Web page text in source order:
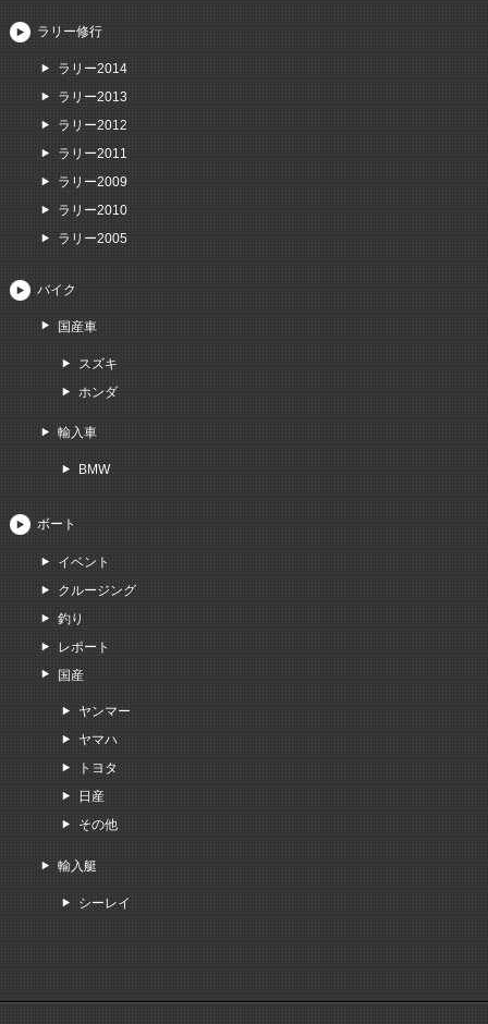
ラリー修行
ラリー2014
ラリー2013
ラリー2012
ラリー2011
ラリー2009
ラリー2010
ラリー2005
バイク
国産車
スズキ
ホンダ
輸入車
BMW
ボート
イベント
クルージング
釣り
レポート
国産
ヤンマー
ヤマハ
トヨタ
日産
その他
輸入艇
シーレイ